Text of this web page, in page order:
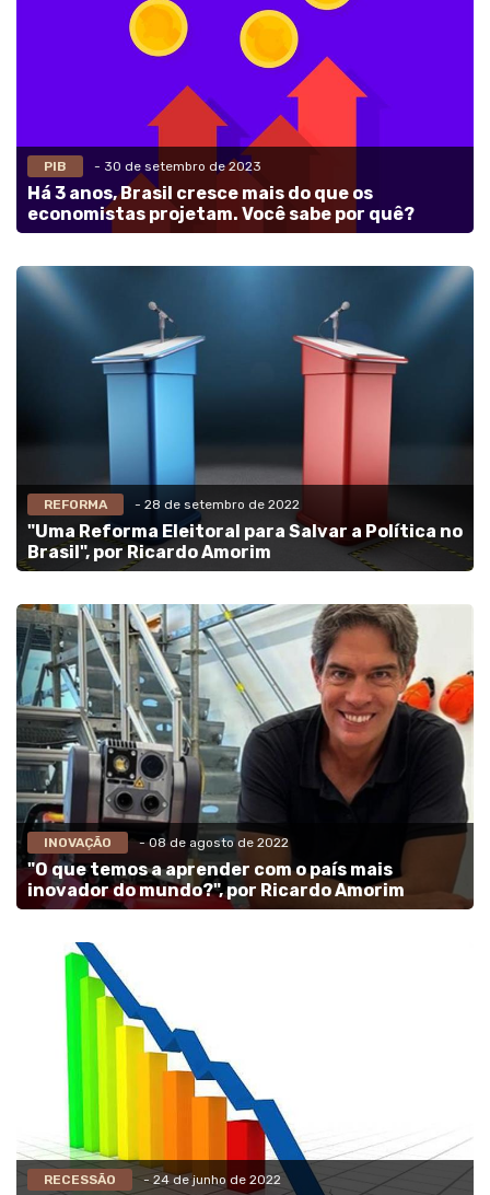
PIB - 30 de setembro de 2023
Há 3 anos, Brasil cresce mais do que os
economistas projetam. Você sabe por quê?
REFORMA - 28 de setembro de 2022
"Uma Reforma Eleitoral para Salvar a Política no
Brasil", por Ricardo Amorim
INOVAÇÃO - 08 de agosto de 2022
"O que temos a aprender com o país mais
inovador do mundo?", por Ricardo Amorim
RECESSÃO - 24 de junho de 2022